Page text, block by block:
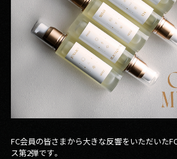
FC会員の皆さまから大きな反響をいただいた
ス第2弾です。